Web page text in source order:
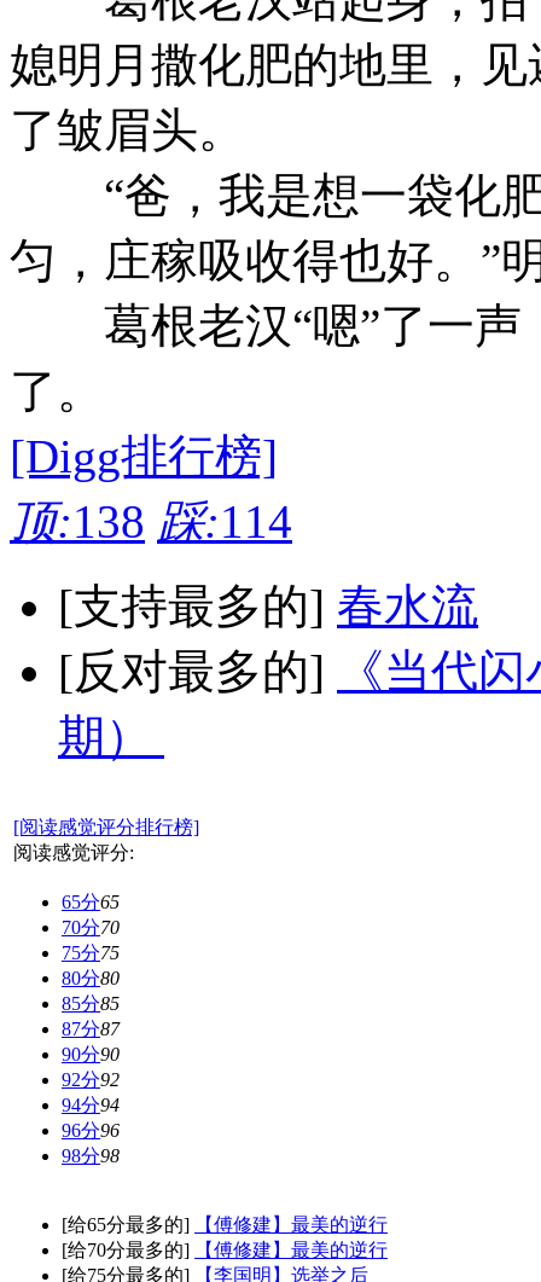
媳明月撒化肥的地里，
了皱眉头。
“爸，我是想一袋化肥
匀，庄稼吸收得也好。”
葛根老汉“嗯”了一声
了。
[Digg排行榜]
顶:138 踩:114
[支持最多的] 春水流
[反对最多的]
《当代
期）
[阅读感觉评分排行榜]
阅读感觉评分:
65分65
70分70
75分75
80分80
85分85
87分87
90分90
92分92
94分94
96分96
98分98
[给65分最多的]
【傅修建】最美的逆行
[给70分最多的]
【傅修建】最美的逆行
[给75分最多的]
【李国明】选举之后